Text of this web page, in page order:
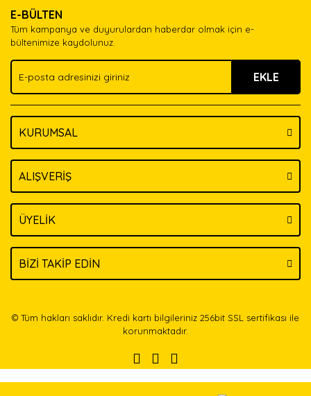
Ürün açıklamasında eksik bilgiler bulunuyor.
Ürün bilgilerinde hatalar bulunuyor.
Ürün fiyatı diğer sitelerden daha pahalı.
Bu ürüne benzer farklı alternatifler olmalı.
E-BÜLTEN
Tüm kampanya ve duyurulardan haberdar olmak için e-
bültenimize kaydolunuz.
EKLE
KURUMSAL
ALIŞVERİŞ
ÜYELİK
BİZİ TAKİP EDİN
© Tüm hakları saklıdır. Kredi kartı bilgileriniz 256bit SSL sertifikası ile
korunmaktadır.